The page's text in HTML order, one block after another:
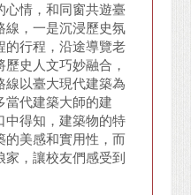
心情，和同窗共遊臺
線，一是沉浸歷史氛
的行程，沿途導覽老
史人文巧妙融合，
線以臺大現代建築為
當代建築大師的建
中得知，建築物的特
的美感和實用性，而
，讓校友們感受到